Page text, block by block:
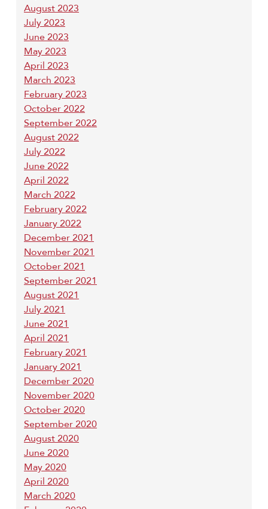
August 2023
July 2023
June 2023
May 2023
April 2023
March 2023
February 2023
October 2022
September 2022
August 2022
July 2022
June 2022
April 2022
March 2022
February 2022
January 2022
December 2021
November 2021
October 2021
September 2021
August 2021
July 2021
June 2021
April 2021
February 2021
January 2021
December 2020
November 2020
October 2020
September 2020
August 2020
June 2020
May 2020
April 2020
March 2020